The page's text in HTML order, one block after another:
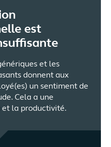
est
et les
donnent aux
un sentiment de
Cela a une
et la productivité.